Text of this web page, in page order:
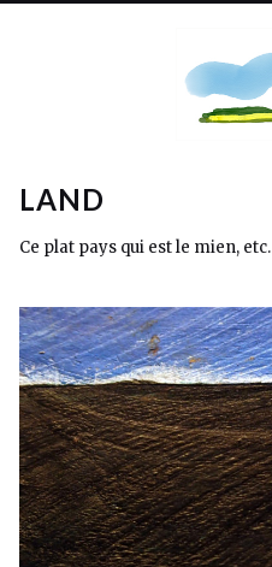
LAND
Ce plat pays qui est le mien, etc.